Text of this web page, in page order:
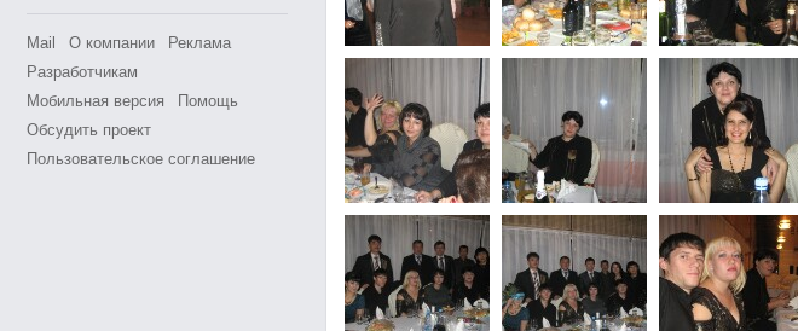
Mail О компании
Реклама
Разработчикам
Мобильная версия
Помощь
Обсудить проект
Пользовательское соглашение